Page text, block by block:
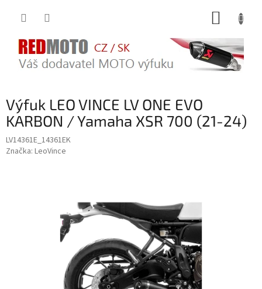
Výfuk LEO VINCE LV ONE EVO
KARBON / Yamaha XSR 700 (21-24)
LV14361E_14361EK
Značka: LeoVince